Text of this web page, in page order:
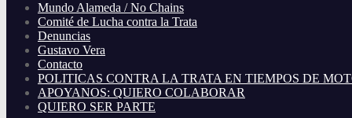
Mundo Alameda / No Chains
Comité de Lucha contra la Trata
Denuncias
Gustavo Vera
Contacto
POLITICAS CONTRA LA TRATA EN TIEMPOS DE
APOYANOS: QUIERO COLABORAR
QUIERO SER PARTE